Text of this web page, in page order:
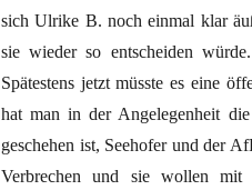
sich Ulrike B. noch einmal klar
sie wieder so entscheiden
Spätestens jetzt müsste es eine
hat man in der Angelegenheit
geschehen ist, Seehofer und der
Verbrechen und sie wollen